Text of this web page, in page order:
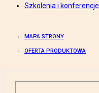
Szkolenia i konferencje
MAPA STRONY
OFERTA PRODUKTOWA